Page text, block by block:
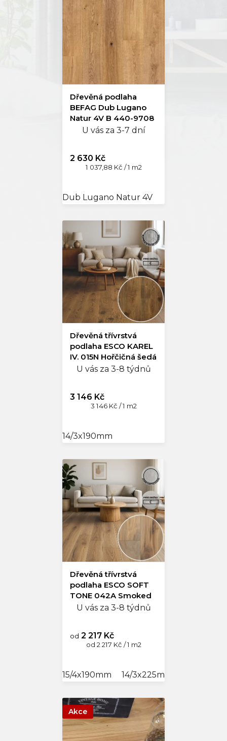
Dřevěná podlaha
BEFAG Dub Lugano
Natur 4V B 440-9708
U vás za 3-7 dní
2 630 Kč
Měrná
1 037,88 Kč / 1 m2
Dub Lugano Natur 4V
Dřevěná třívrstvá
podlaha ESCO KAREL
IV. 015N Hořčičná šedá
3014
U vás za 3-8 týdnů
3 146 Kč
Měrná
3 146 Kč / 1 m2
14/3x190mm
Dřevěná třívrstvá
podlaha ESCO SOFT
TONE 042A Smoked
beige
U vás za 3-8 týdnů
od 2 217 Kč
Měrná
od 2 217 Kč / 1 m2
15/4x190mm 14/3x225mm
Akce